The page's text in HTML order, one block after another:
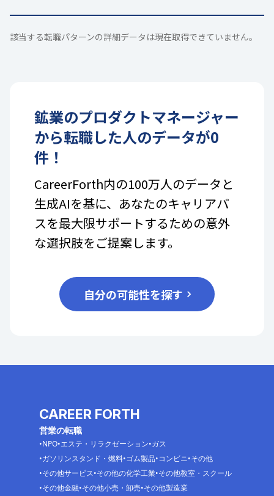
該当する転職パターンの詳細データは現在取得できていません。
鉱業のプロダクトマネージャー
から転職した人のデータが0
件！
CareerForth内の100万人のデータと
生成AIを基に、あなたのキャリアパ
スを最大限サポートするための意外
な選択肢をご提案します。
自分の可能性を探す
CAREER FORTH
営業の転職
NPO エステ・リラクゼーション ガス
ガソリンスタンド・燃料 ゴム製品 コンビニ その他
その他サービス その他の化学工業 その他教室・スクール
その他金融 その他小売・卸売 その他製造業